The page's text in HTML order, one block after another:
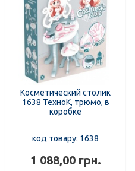
Косметический столик
1638 ТехноК, трюмо, в
коробке
код товару: 1638
1 088,00 грн.